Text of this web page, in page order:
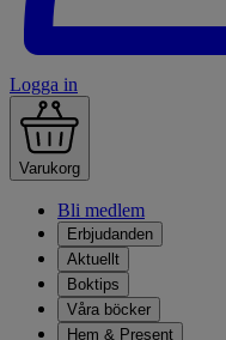
Logga in
Varukorg
Bli medlem
Erbjudanden
Aktuellt
Boktips
Våra böcker
Hem & Present